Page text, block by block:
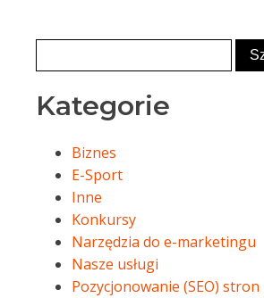
Kategorie
Biznes
E-Sport
Inne
Konkursy
Narzędzia do e-marketingu
Nasze usługi
Pozycjonowanie (SEO) stron